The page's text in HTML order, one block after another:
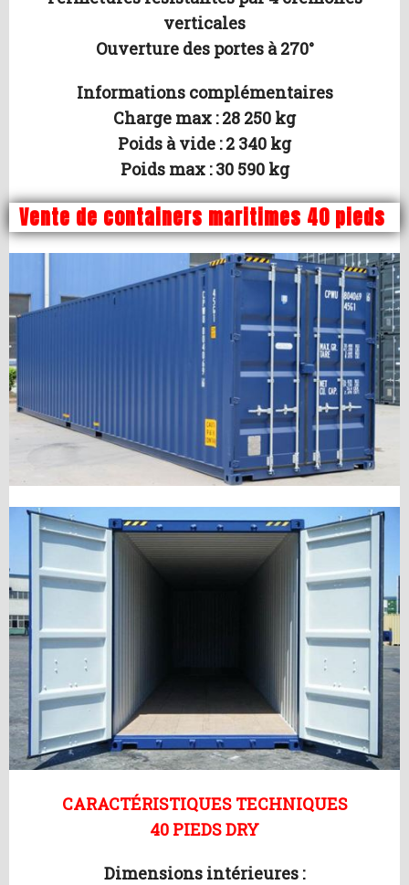
verticales
Ouverture des portes à 270°
Informations complémentaires
Charge max : 28 250 kg
Poids à vide : 2 340 kg
Poids max : 30 590 kg
Vente de containers maritimes 40 pieds
CARACTÉRISTIQUES TECHNIQUES
40 PIEDS DRY
Dimensions intérieures :